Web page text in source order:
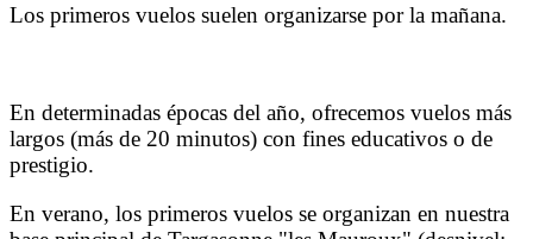
Los primeros vuelos suelen organizarse por la mañana.
En determinadas épocas del año, ofrecemos vuelos más
largos (más de 20 minutos) con fines educativos o de
prestigio.
En verano, los primeros vuelos se organizan en nuestra